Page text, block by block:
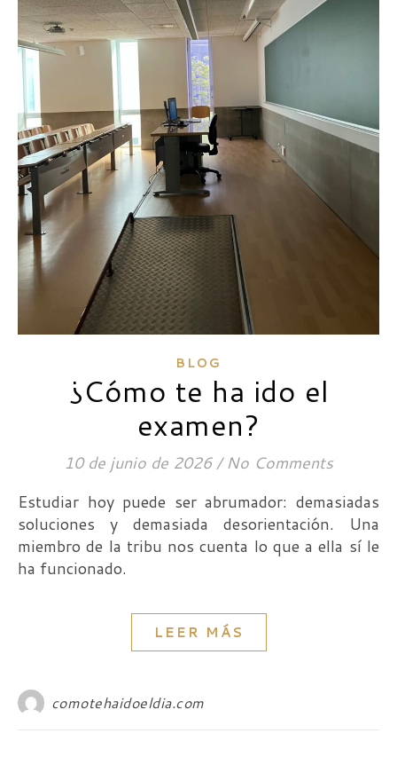
BLOG
¿Cómo te ha ido el
examen?
10 de junio de 2026 / No Comments
Estudiar hoy puede ser abrumador: demasiadas
soluciones y demasiada desorientación. Una
miembro de la tribu nos cuenta lo que a ella sí le
ha funcionado.
LEER MÁS
comotehaidoeldia.com